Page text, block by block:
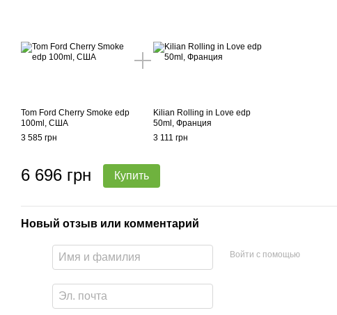
Tom Ford Cherry Smoke edp
100ml, США
3 585 грн
Kilian Rolling in Love edp
50ml, Франция
3 111 грн
6 696 грн Купить
Новый отзыв или комментарий
Войти с помощью